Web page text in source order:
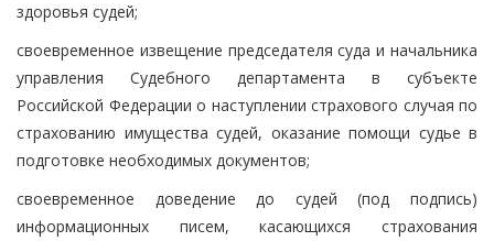
здоровья судей;
своевременное извещение председателя суда и начальника
управления Судебного департамента в субъекте
Российской Федерации о наступлении страхового случая по
страхованию имущества судей, оказание помощи судье в
подготовке необходимых документов;
своевременное доведение до судей (под подпись)
информационных писем, касающихся страхования